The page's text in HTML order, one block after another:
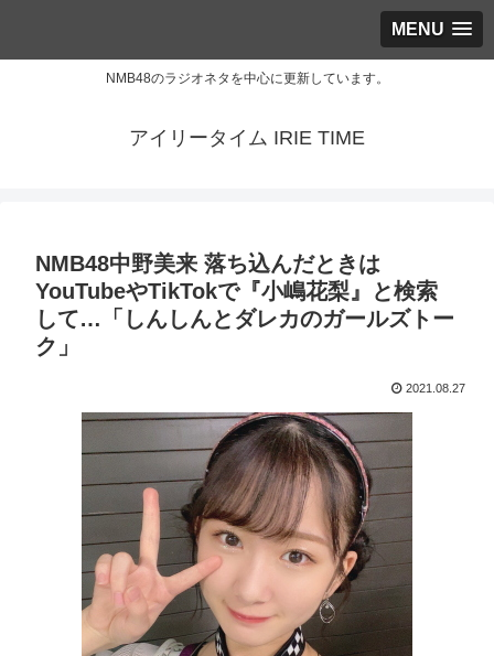
MENU
NMB48のラジオネタを中心に更新しています。
アイリータイム IRIE TIME
NMB48中野美来 落ち込んだときは
YouTubeやTikTokで『小嶋花梨』と検索
して…「しんしんとダレカのガールズトー
ク」
2021.08.27